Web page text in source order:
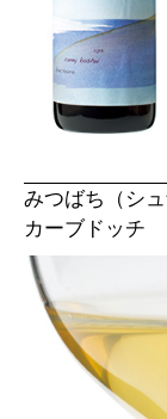
みつばち（シ
カーブドッチ